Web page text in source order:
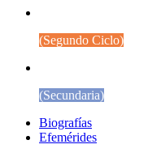
(Segundo Ciclo)
(Secundaria)
Biografías
Efemérides